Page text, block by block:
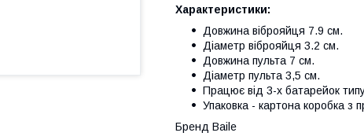
Характеристики:
Довжина віброяйця 7.9 см.
Діаметр віброяйця 3.2 см.
Довжина пульта 7 см.
Діаметр пульта 3,5 см.
Працює від 3-х батарейок
Упаковка - картона коробка з
Бренд Baile